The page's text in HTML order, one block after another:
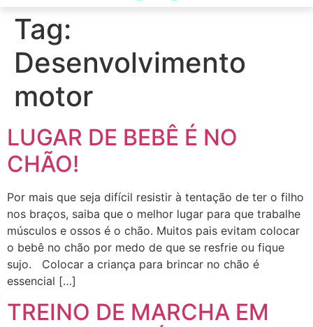
Tag:
Desenvolvimento
motor
LUGAR DE BEBÊ É NO
CHÃO!
Por mais que seja difícil resistir à tentação de ter o filho
nos braços, saiba que o melhor lugar para que trabalhe
músculos e ossos é o chão. Muitos pais evitam colocar
o bebê no chão por medo de que se resfrie ou fique
sujo. Colocar a criança para brincar no chão é
essencial […]
TREINO DE MARCHA EM